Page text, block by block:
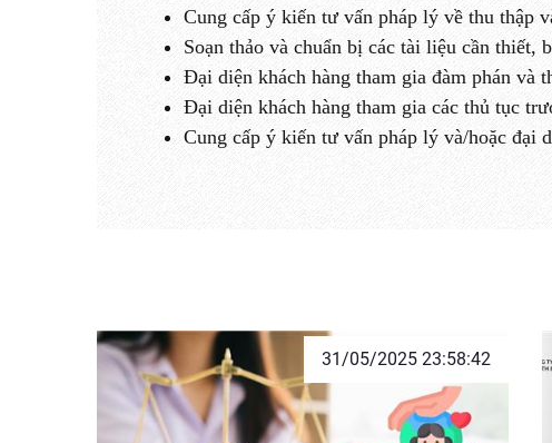
Cung cấp ý kiến tư vấn pháp lý về thu thập
Soạn thảo và chuẩn bị các tài liệu cần thiết,
Đại diện khách hàng tham gia đàm phán và
Đại diện khách hàng tham gia các thủ tục
Cung cấp ý kiến tư vấn pháp lý và/hoặc đại
31/05/2025 23:58:42